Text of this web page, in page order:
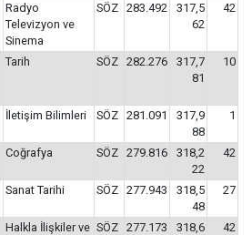
Radyo
Televizyon ve
Sinema
SÖZ 283.492
317,5
62
42
Tarih SÖZ 282.276
317,7
81
10
İletişim Bilimleri SÖZ 281.091
317,9
88
1
Coğrafya SÖZ 279.816
318,2
22
42
Sanat Tarihi SÖZ 277.943
318,5
48
27
Halkla İlişkiler ve SÖZ 277.173
318,6
42